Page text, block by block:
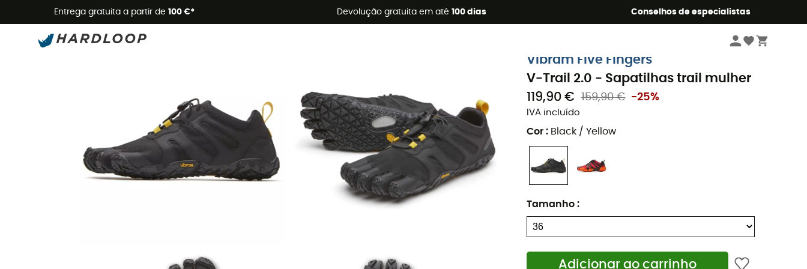
Entrega gratuita a partir de 100 €* Devolução gratuita em até 100 dias Conselhos de especialistas
Promoções de verão 🔥 -5% EXTRA a partir de 2 produtos* com o código Summer5
Vibram Five Fingers
V-Trail 2.0 - Sapatilhas trail mulher
119,90 €
159,90 € -25%
IVA incluído
Cor : Black / Yellow
Tamanho :
Adicionar ao carrinho